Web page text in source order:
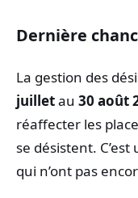
Dernière
La gestion des
juilletau 30 août
réaffecter les
se désistent.
qui n’ont pas